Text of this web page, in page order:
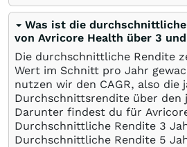
Was ist die durchschnittliche
von Avricore Health über 3
Die durchschnittliche Rendite
Wert im Schnitt pro Jahr
nutzen wir den CAGR, also die
Durchschnittsrendite über den
Darunter findest du für
Durchschnittliche Rendite 3
Durchschnittliche Rendite 5